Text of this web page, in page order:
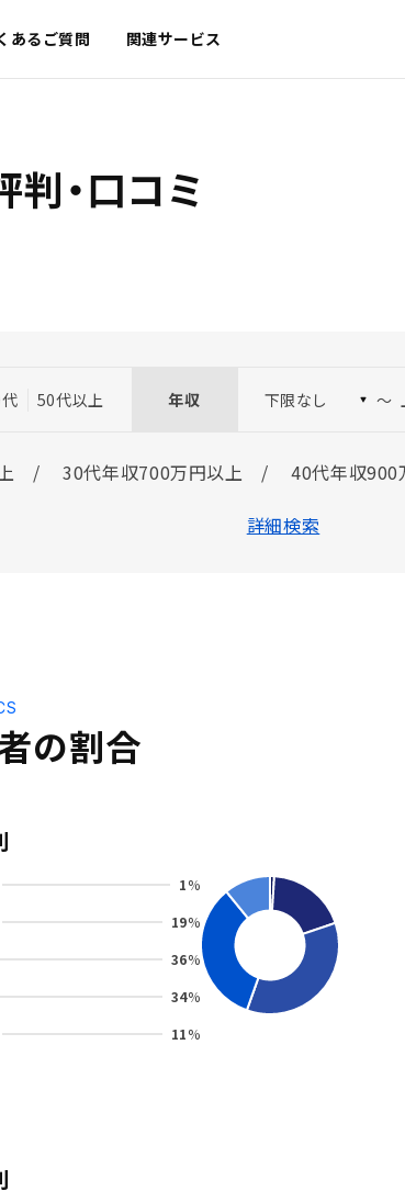
あるご質問 関連サービス
判・口コミ
50代以上 年収 〜
30代年収700万円以上 40代年収900
詳細検索
の割合
1%
19%
36%
34%
11%